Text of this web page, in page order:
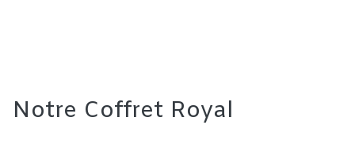
Notre Coffret Royal